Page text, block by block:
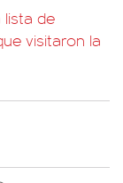
lista de
visitaron la